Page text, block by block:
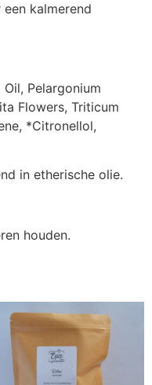
kalmerend
Pelargonium
Flowers, Triticum
*Citronellol,
in etherische olie.
houden.